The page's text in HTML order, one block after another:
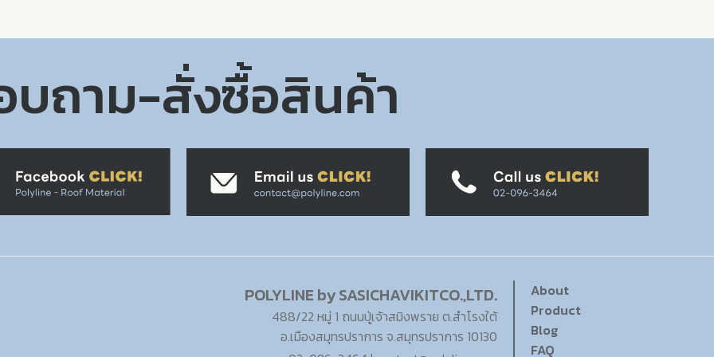
บถาม-สั่งซื้อสินค้า
POLYLINE by SASICHAVIKITCO.,LTD.
488/22 หมู่ 1 ถนนปู่เจ้าสมิงพราย ต.สำโรงใต้
อ.เมืองสมุทรปราการ จ.สมุทรปราการ 10130
About
Product
Blog
FAQ